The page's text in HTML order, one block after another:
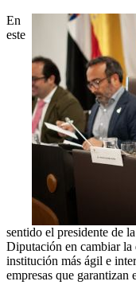
En
este
sentido el presidente de
Diputación en cambiar la
institución más ágil e
empresas que